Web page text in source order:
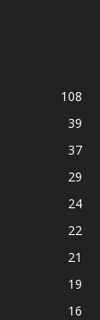
108
39
37
29
24
22
21
19
16